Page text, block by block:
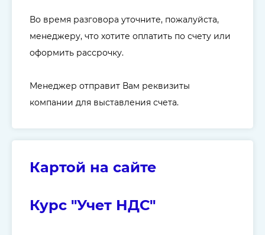
Во время разговора уточните, пожалуйста,
менеджеру, что хотите оплатить по счету или
оформить рассрочку.
Менеджер отправит Вам реквизиты
компании для выставления счета.
Картой на сайте
Курс "Учет НДС"